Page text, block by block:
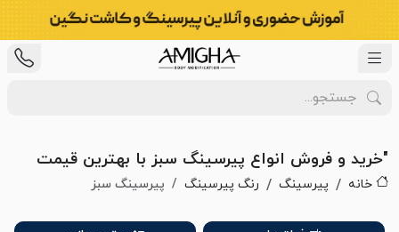
"خرید و فروش انواع پیرسینگ سبز با بهترین قیمت
خانه پیرسینگ رنگ پیرسینگ پیرسینگ سبز